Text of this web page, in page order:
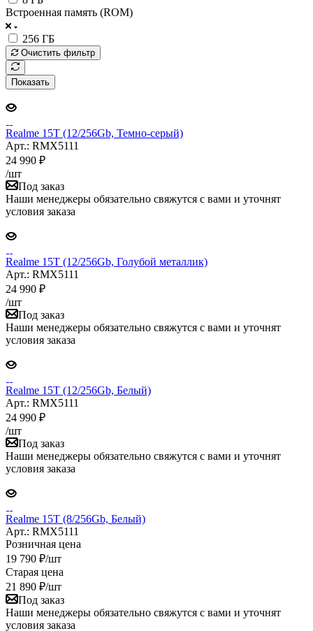
Встроенная память (ROM)
256 ГБ
Очистить фильтр
Показать
Realme 15T (12/256Gb, Темно-серый)
Арт.: RMX5111
24 990 ₽
/шт
Под заказ
Наши менеджеры обязательно свяжутся с вами и уточнят
условия заказа
Realme 15T (12/256Gb, Голубой металлик)
Арт.: RMX5111
24 990 ₽
/шт
Под заказ
Наши менеджеры обязательно свяжутся с вами и уточнят
условия заказа
Realme 15T (12/256Gb, Белый)
Арт.: RMX5111
24 990 ₽
/шт
Под заказ
Наши менеджеры обязательно свяжутся с вами и уточнят
условия заказа
Realme 15T (8/256Gb, Белый)
Арт.: RMX5111
Розничная цена
19 790 ₽/шт
Старая цена
21 890 ₽/шт
Под заказ
Наши менеджеры обязательно свяжутся с вами и уточнят
условия заказа